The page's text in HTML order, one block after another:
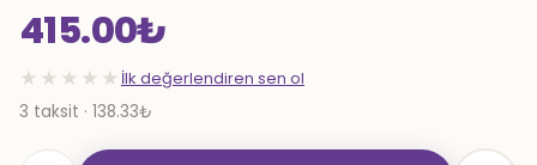
415.00₺
★★★★★ İlk değerlendiren sen ol
3 taksit · 138.33₺